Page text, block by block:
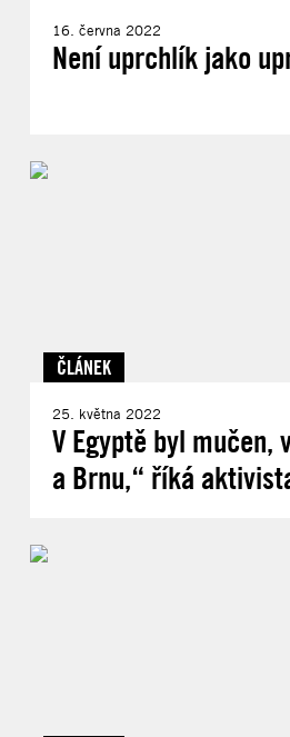
16. června 2022
Není uprchlík jako
ČLÁNEK
25. května 2022
V Egyptě byl
a Brnu,“ říká